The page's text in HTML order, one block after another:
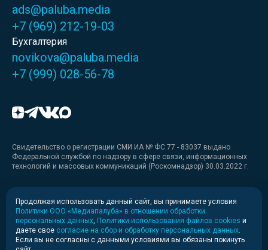
ads@paluba.media
+7 (969) 212-19-03
Бухгалтерия
novikova@paluba.media
+7 (999) 028-56-78
Свидетельство о регистрации СМИ ИА № ФС 77 - 83037 выдано
Федеральной службой по надзору в сфере связи, информационных
технологий и массовых коммуникаций (Роскомнадзор) 30.03.2022 г.
Медиакит
Медиакит для печати
Продолжая использовать данный сайт, вы принимаете условия
Политики ООО «Медиапалуба» в отношении обработки
персональных данных Политики использования файлов cookies и
даете свое согласие на сбор и обработку персональных данных
Если вы не согласны с данными условиями вы обязаны покинуть